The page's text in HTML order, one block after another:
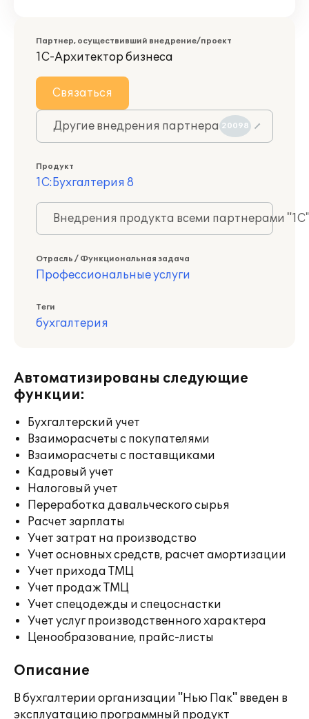
Партнер, осуществивший внедрение/проект
1С-Архитектор бизнеса
Связаться
Другие внедрения партнера 20098
Продукт
1С:Бухгалтерия 8
Внедрения продукта всеми партнерами
Отрасль / Функциональная задача
Профессиональные услуги
Теги
бухгалтерия
Автоматизированы следующие
функции:
Бухгалтерский учет
Взаиморасчеты с покупателями
Взаиморасчеты с поставщиками
Кадровый учет
Налоговый учет
Переработка давальческого сырья
Расчет зарплаты
Учет затрат на производство
Учет основных средств, расчет амортизации
Учет прихода ТМЦ
Учет продаж ТМЦ
Учет спецодежды и спецоснастки
Учет услуг производственного характера
Ценообразование, прайс-листы
Описание
В бухгалтерии организации "Нью Пак" введен в
эксплуатацию программный продукт